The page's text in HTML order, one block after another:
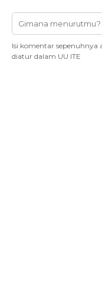
Isi komentar
diatur dalam UU ITE